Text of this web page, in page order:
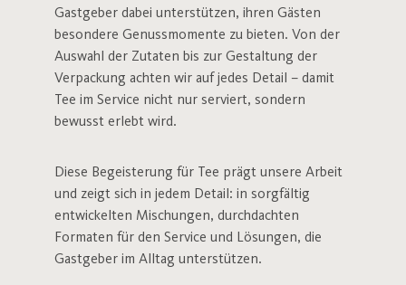
Gastgeber dabei unterstützen, ihren Gästen
besondere Genussmomente zu bieten. Von der
Auswahl der Zutaten bis zur Gestaltung der
Verpackung achten wir auf jedes Detail – damit
Tee im Service nicht nur serviert, sondern
bewusst erlebt wird.
Diese Begeisterung für Tee prägt unsere Arbeit
und zeigt sich in jedem Detail: in sorgfältig
entwickelten Mischungen, durchdachten
Formaten für den Service und Lösungen, die
Gastgeber im Alltag unterstützen.